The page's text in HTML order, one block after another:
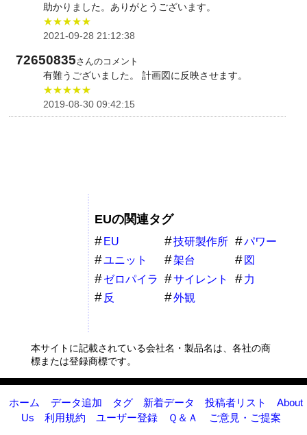
助かりました。ありがとうございます。
★★★★★
2021-09-28 21:12:38
72650835さんのコメント
有難うございました。 計画図に反映させます。
★★★★★
2019-08-30 09:42:15
EUの関連タグ
EU 技研製作所
パワー
ユニット
架台
図
ゼロパイラ
ー
サイレント
パイラー
力
反
外観
本サイトに記載されている会社名・製品名は、各社の商
標または登録商標です。
ホーム データ追加 タグ 新着データ 投稿者リスト
About
Us
利用規約 ユーザー登録 Ｑ＆Ａ ご意見・ご提案